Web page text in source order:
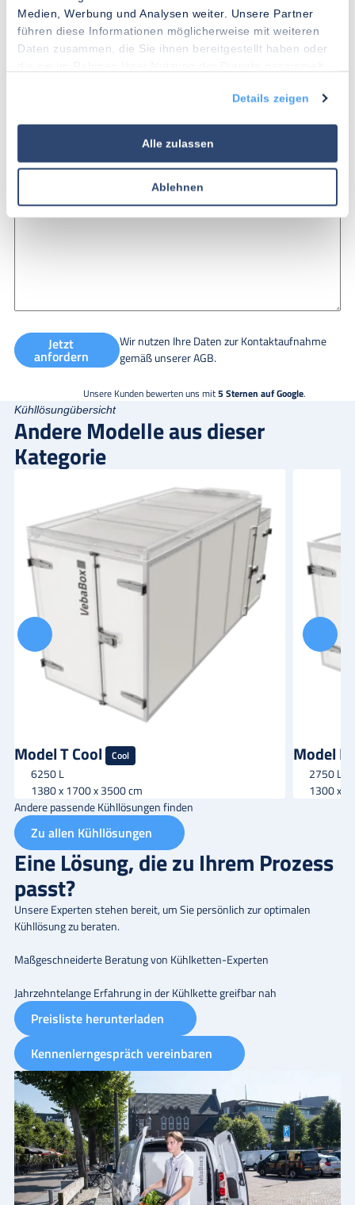
Medien, Werbung und Analysen weiter. Unsere Partner
führen diese Informationen möglicherweise mit weiteren
Daten zusammen, die Sie ihnen bereitgestellt haben oder
Details zeigen
Alle zulassen
Ablehnen
Jetzt
anfordern
Wir nutzen Ihre Daten zur Kontaktaufnahme
gemäß unsererAGB.
Unsere Kunden bewerten uns mit5 Sternen auf Google.
Kühllösungübersicht
Andere Modelle aus dieser
Kategorie
Model T Cool Cool
6250 L
1380 x 1700 x 3500 cm
Model K
2750 L
1300 x
Andere passende Kühllösungen finden
Zu allen Kühllösungen
Eine Lösung, die zu Ihrem Prozess
passt?
Unsere Experten stehen bereit, um Sie persönlich zur optimalen
Kühllösung zu beraten.
Maßgeschneiderte Beratung von Kühlketten-Experten
Jahrzehntelange Erfahrung in der Kühlkette greifbar nah
Preisliste herunterladen
Kennenlerngespräch vereinbaren